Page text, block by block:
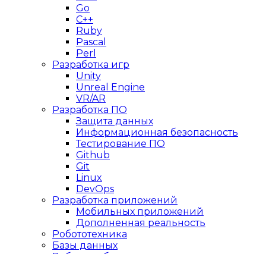
Go
C++
Ruby
Pascal
Perl
Разработка игр
Unity
Unreal Engine
VR/AR
Разработка ПО
Защита данных
Информационная безопасность
Тестирование ПО
Github
Git
Linux
DevOps
Разработка приложений
Мобильных приложений
Дополненная реальность
Робототехника
Базы данных